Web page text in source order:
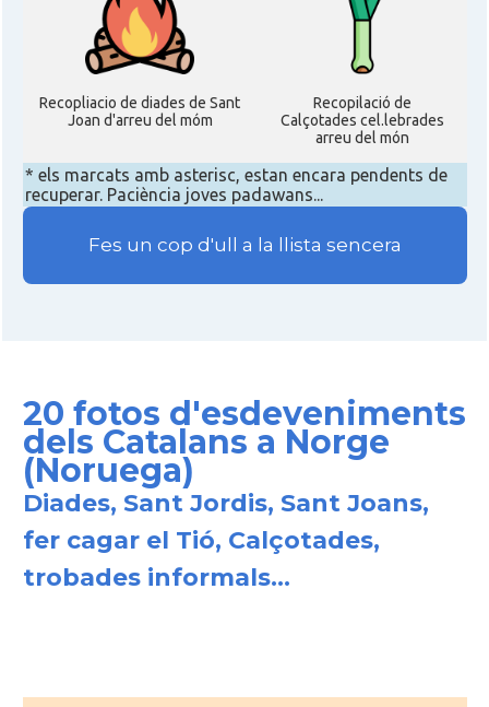
Recopliacio de diades de Sant
Joan d'arreu del móm
Recopilació de
Calçotades cel.lebrades
arreu del món
* els marcats amb asterisc, estan encara pendents de
recuperar. Paciència joves padawans...
Fes un cop d'ull a la llista sencera
20 fotos d'esdeveniments
dels Catalans a Norge
(Noruega)
Diades, Sant Jordis, Sant Joans,
fer cagar el Tió, Calçotades,
trobades informals...